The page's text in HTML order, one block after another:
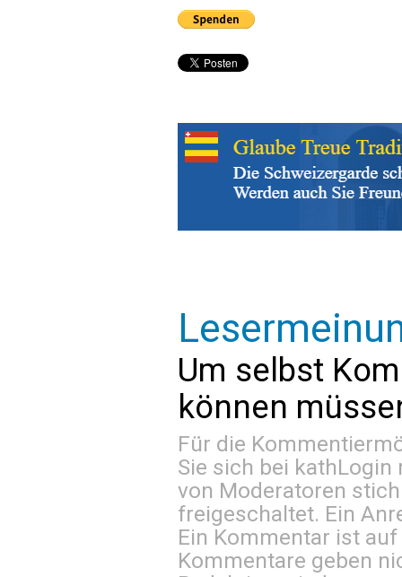
Um selbst
können
Für die
Sie sich bei kathLogin
von Moderatoren
freigeschaltet. Ein
Ein Kommentar ist
Kommentare geben